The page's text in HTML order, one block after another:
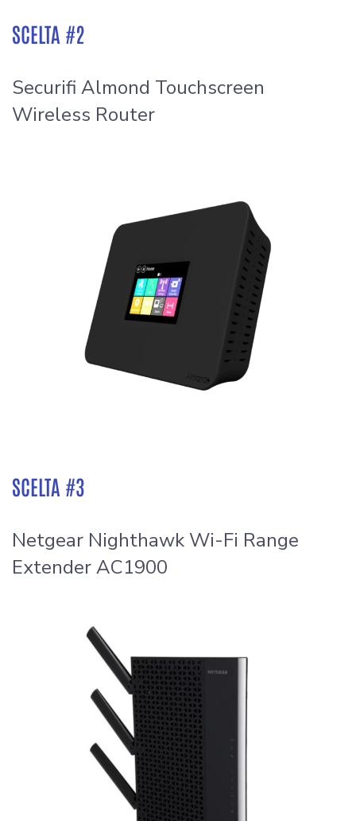
SCELTA #2
Securifi Almond Touchscreen
Wireless Router
SCELTA #3
Netgear Nighthawk Wi-Fi Range
Extender AC1900